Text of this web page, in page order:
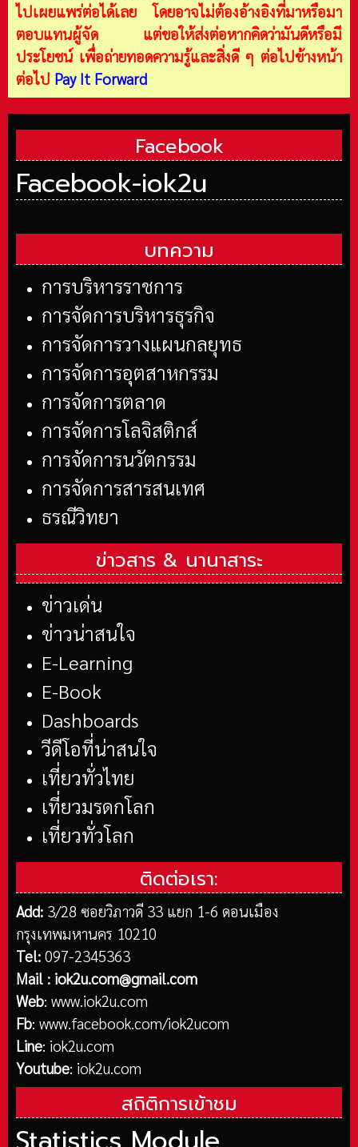
ไปเผยแพร่ต่อได้เลย โดยอาจไม่ต้องอ้างอิงที่มาหรือมา
ตอบแทนผู้จัด แต่ขอให้ส่งต่อหากคิดว่ามันดีหรือมี
ประโยชน์ เพื่อถ่ายทอดความรู้และสิ่งดี ๆ ต่อไปข้างหน้า
ต่อไป Pay It Forward
Facebook
Facebook-iok2u
บทความ
การบริหารราชการ
การจัดการบริหารธุรกิจ
การจัดการวางแผนกลยุทธ
การจัดการอุตสาหกรรม
การจัดการตลาด
การจัดการโลจิสติกส์
การจัดการนวัตกรรม
การจัดการสารสนเทศ
ธรณีวิทยา
ข่าวสาร & นานาสาระ
ข่าวเด่น
ข่าวน่าสนใจ
E-Learning
E-Book
Dashboards
วีดีโอที่น่าสนใจ
เที่ยวทั่วไทย
เที่ยวมรดกโลก
เที่ยวทั่วโลก
ติดต่อเรา:
Add: 3/28 ซอยวิภาวดี 33 แยก 1-6 ดอนเมือง
กรุงเทพมหานคร 10210
Tel: 097-2345363
Mail : iok2u.com@gmail.com
Web: www.iok2u.com
Fb: www.facebook.com/iok2ucom
Line: iok2u.com
Youtube: iok2u.com
สถิติการเข้าชม